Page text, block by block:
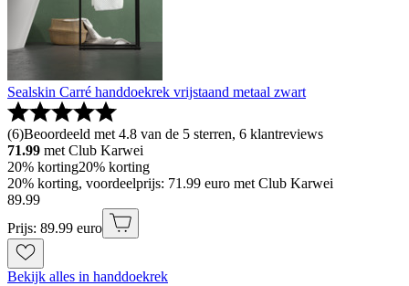
Sealskin Carré handdoekrek vrijstaand metaal zwart
(6)Beoordeeld met 4.8 van de 5 sterren, 6 klantreviews
71.99 met Club Karwei
20% korting20% korting
20% korting, voordeelprijs: 71.99 euro met Club Karwei
89.99
Prijs: 89.99 euro
Bekijk alles in handdoekrek